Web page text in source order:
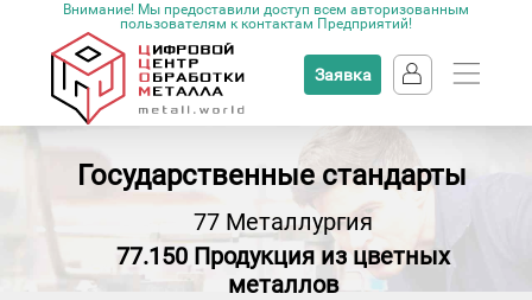
Внимание! Мы предоставили доступ всем авторизованным
пользователям к контактам Предприятий!
Заявка
Государственные стандарты
77 Металлургия
77.150 Продукция из цветных
металлов